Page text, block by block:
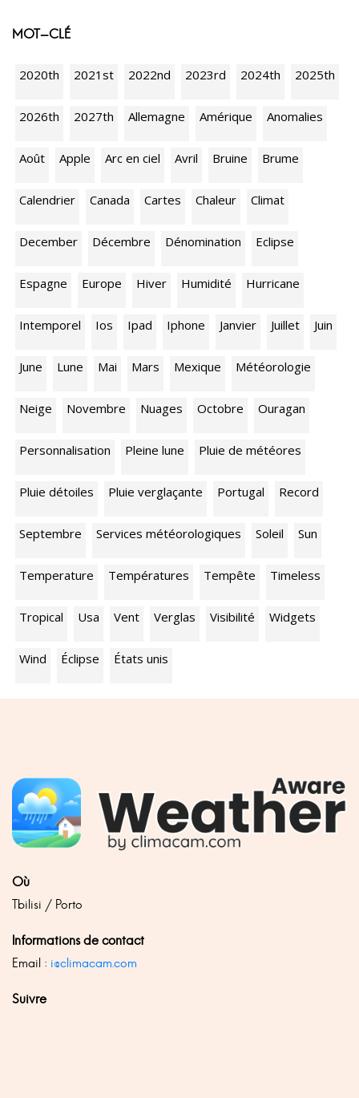
MOT-CLÉ
2020th 2021st 2022nd 2023rd 2024th 2025th
2026th 2027th Allemagne Amérique Anomalies
Août Apple Arc en ciel Avril Bruine Brume
Calendrier Canada Cartes Chaleur Climat
December Décembre Dénomination Eclipse
Espagne Europe Hiver Humidité Hurricane
Intemporel Ios Ipad Iphone Janvier Juillet Juin
June Lune Mai Mars Mexique Météorologie
Neige Novembre Nuages Octobre Ouragan
Personnalisation Pleine lune Pluie de météores
Pluie détoiles Pluie verglaçante Portugal Record
Septembre Services météorologiques Soleil Sun
Temperature Températures Tempête Timeless
Tropical Usa Vent Verglas Visibilité Widgets
Wind Éclipse États unis
Où
Tbilisi / Porto
Informations de contact
Email : i@climacam.com
Suivre